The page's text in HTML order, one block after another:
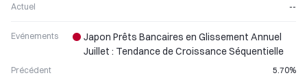
Actuel
--
Evénements
Japon Prêts Bancaires en Glissement Annuel
Juillet : Tendance de Croissance Séquentielle
Précédent
5.70%